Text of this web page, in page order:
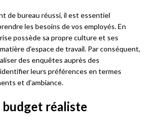
de bureau réussi, il est essentiel
les besoins de vos employés. En
possède sa propre culture et ses
d’espace de travail. Par conséquent,
des enquêtes auprès des
leurs préférences en termes
et d’ambiance.
budget réaliste